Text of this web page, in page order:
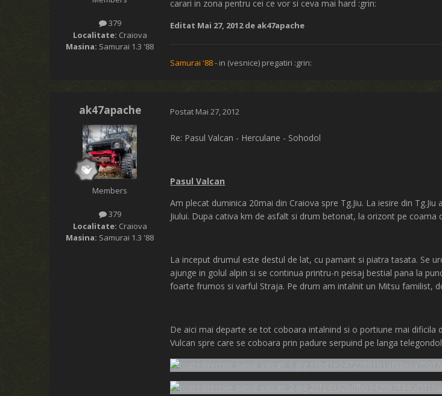
379
Localitate: Craiova
Masina: Samurai 1.3 '88
carari in zona pentru cei ce vor si ceva mai hard :grin:
Editat Mai 27, 2012de ak47apache
Samurai '88- in (vesnice) pregatiri :grin:
ak47apache
Members
379
Localitate: Craiova
Masina: Samurai 1.3 '88
Postat Mai 27, 2012
Re: Pasul Valcan - Herculane - Sohodol
Pasul Valcan
Am plecat duminica 20mai din Craiova spre Tg.Jiu. La iesire din
Jiului. Dupa cativa km de asfalt si drum betonat, la orizont pe coama
La inceput drumul este destul de lat, cu pamant si piatra tasata. Se
ajunge in golul alpin si se continua printru-n peisaj bestial pana la
foarte frumos si varful Straja. Pe drum am intalnit un Mitsu familist,
De aici mai departe se tot coboara intalnind si o portiune mai
Vulcan spre care se coboara prin padure serpuind pe langa